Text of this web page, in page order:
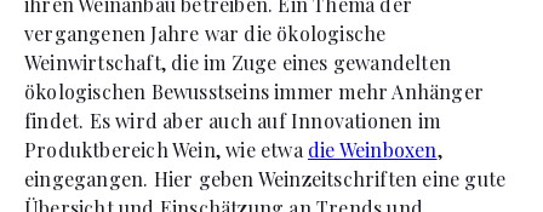
vergangenen Jahre war die ökologische
Weinwirtschaft, die im Zuge eines gewandelten
ökologischen Bewusstseins immer mehr Anhänger
findet. Es wird aber auch auf Innovationen im
Produktbereich Wein, wie etwa die Weinboxen,
eingegangen. Hier geben Weinzeitschriften eine gute